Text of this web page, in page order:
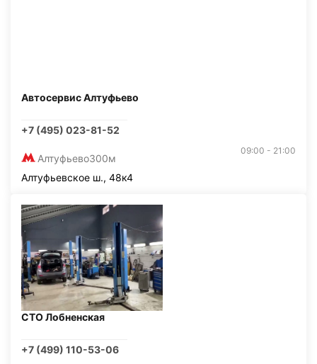
Автосервис Алтуфьево
+7 (495) 023-81-52
Алтуфьево300м
09:00 - 21:00
Алтуфьевское ш., 48к4
СТО Лобненская
+7 (499) 110-53-06